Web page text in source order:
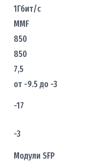
1Гбит/с
MMF
850
850
7,5
от -9.5 до -3
-17
-3
Модули SFP